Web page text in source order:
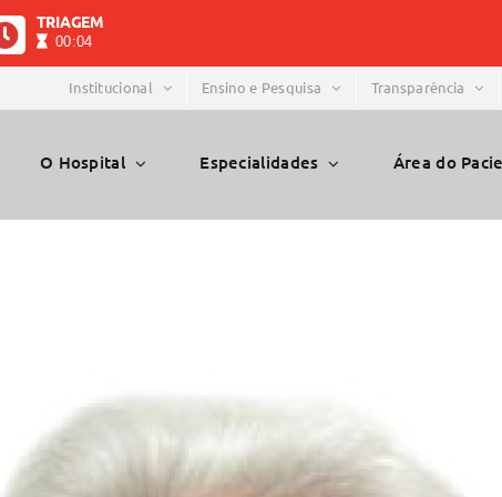
TRIAGEM
00:04
Institucional Ensino e Pesquisa Transparência
O Hospital Especialidades Área do